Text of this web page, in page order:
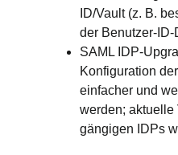
ID/Vault (z. B.
der Benutzer-
SAML IDP-
Konfiguration
einfacher und
werden; aktuelle
gängigen IDPs